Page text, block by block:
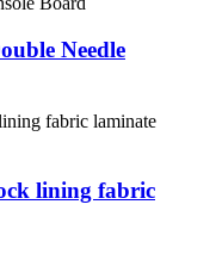
Needle
lining fabric